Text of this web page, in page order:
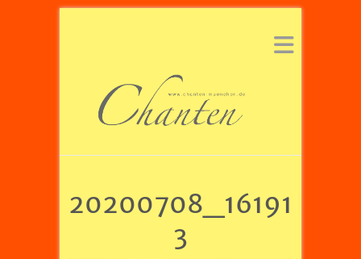
20200708_16191
3